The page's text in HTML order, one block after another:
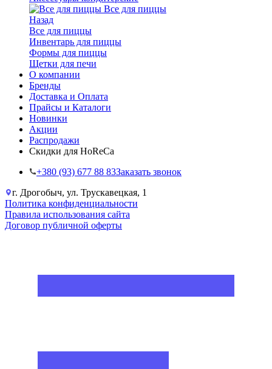
Все для пиццы
Назад
Все для пиццы
Инвентарь для пиццы
Формы для пиццы
Щетки для печи
О компании
Бренды
Доставка и Оплата
Прайсы и Каталоги
Новинки
Акции
Распродажи
Скидки для HoReCa
+38‎0 (93) 677 88 83Заказать звонок
г. Дрогобыч, ул. Трускавецкая, 1
Политика конфиденциальности
Правила использования сайта
Договор публичной оферты